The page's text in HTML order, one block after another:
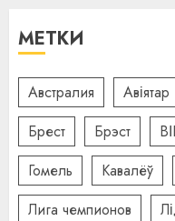
МЕТКИ
Австралия Авіятар
Брест
Брэст
Гомель
Кавалёў
Лига чемпионов